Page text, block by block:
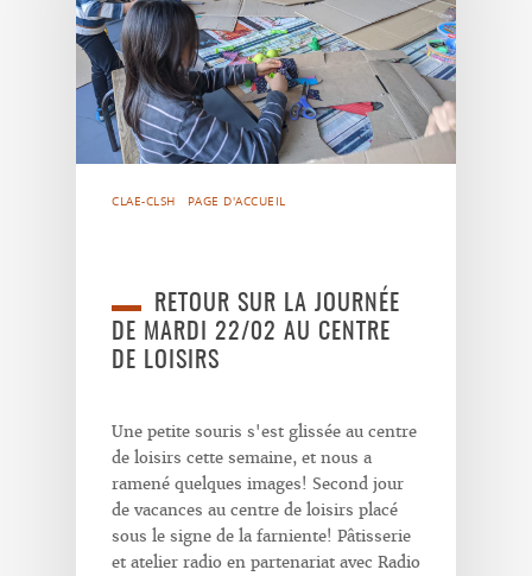
CLAE-CLSH PAGE D'ACCUEIL
RETOUR SUR LA JOURNÉE
DE MARDI 22/02 AU CENTRE
DE LOISIRS
Une petite souris s'est glissée au centre
de loisirs cette semaine, et nous a
ramené quelques images! Second jour
de vacances au centre de loisirs placé
sous le signe de la farniente! Pâtisserie
et atelier radio en partenariat avec Radio